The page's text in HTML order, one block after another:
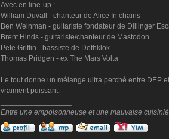
Avec en line-up :
William Duvall - chanteur de Alice In chains
Ben Weinman - guitariste fondateur de Dillinger
Brent Hinds - guitariste/chanteur de Mastodon
Pete Griffin - bassiste de Dethklok
Thomas Pridgen - ex The Mars Volta
Le tout donne un mélange ultra perché entre DEP
vraiment puissant.
Entre une empoisonneuse et une mauvaise